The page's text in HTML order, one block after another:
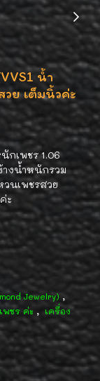
น้ำ
ย เต็มนิ้วค่ะ
กเพชร 1.06
างน้ำหนักรวม
นเพชรสวย
ะ
Jewelry) ,
พชร ค่ะ , เครื่อง